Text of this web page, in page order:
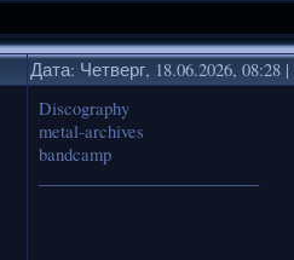
Дата: Четверг, 18.06.2026,
Discography
metal-archives
bandcamp